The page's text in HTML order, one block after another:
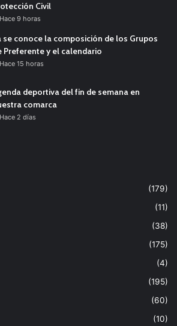
Civil
Hace 9 horas
se conoce la composición de los Grupos
Preferente y el calendario
Hace 15 horas
deportiva del fin de semana en
comarca
Hace 2 días
(179)
(11)
(38)
(175)
(4)
(195)
(60)
(10)